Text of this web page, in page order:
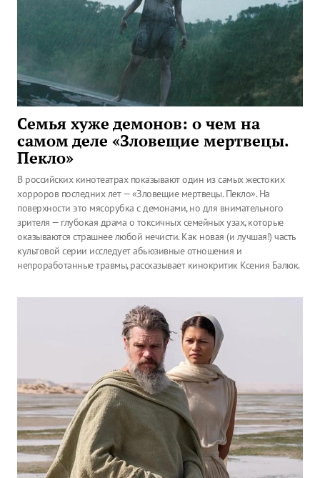
Семья хуже демонов: о чем на
самом деле «Зловещие мертвецы.
Пекло»
В российских кинотеатрах показывают один из самых жестоких
хорроров последних лет — «Зловещие мертвецы. Пекло». На
поверхности это мясорубка с демонами, но для внимательного
зрителя — глубокая драма о токсичных семейных узах, которые
оказываются страшнее любой нечисти. Как новая (и лучшая!) часть
культовой серии исследует абьюзивные отношения и
непроработанные травмы, рассказывает кинокритик Ксения Балюк.